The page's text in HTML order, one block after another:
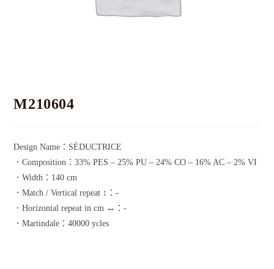
M210604
Design Name：SÉDUCTRICE
．Composition：33% PES – 25% PU – 24% CO – 16% AC – 2% VI
．Width：140 cm
．Match / Vertical repeat ↕：-
．Horizontal repeat in cm ↔：-
．Martindale：40000 ycles